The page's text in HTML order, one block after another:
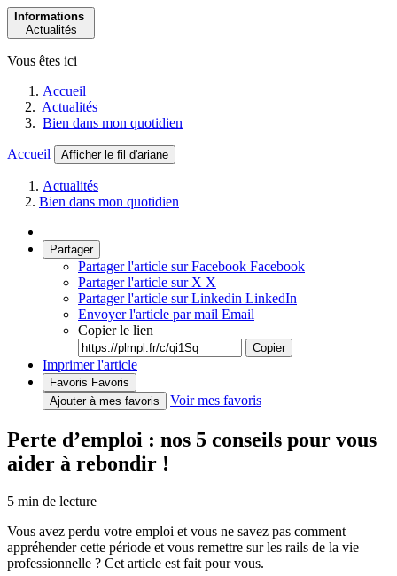
Informations
Actualités
Vous êtes ici
Accueil
Actualités
Bien dans mon quotidien
Accueil Afficher le fil d'ariane
Actualités
Bien dans mon quotidien
Partager
Partager l'article sur Facebook Facebook
Partager l'article sur X X
Partager l'article sur Linkedin LinkedIn
Envoyer l'article par mail Email
Copier le lien
Copier
Imprimer l'article
Favoris Favoris
Ajouter à mes favoris
Voir mes favoris
Perte d’emploi : nos 5 conseils pour vous
aider à rebondir !
5 min de lecture
Vous avez perdu votre emploi et vous ne savez pas comment
appréhender cette période et vous remettre sur les rails de la vie
professionnelle ? Cet article est fait pour vous.